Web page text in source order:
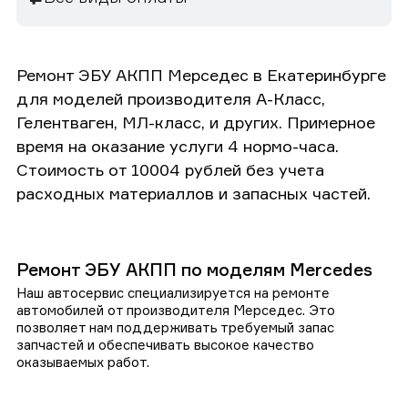
Ремонт ЭБУ АКПП Мерседес в Екатеринбурге
для моделей производителя А-Класс,
Гелентваген, МЛ-класс, и других. Примерное
время на оказание услуги 4 нормо-часа.
Стоимость от 10004 рублей без учета
расходных материаллов и запасных частей.
Ремонт ЭБУ АКПП по моделям Mercedes
Наш автосервис специализируется на ремонте
автомобилей от производителя Мерседес. Это
позволяет нам поддерживать требуемый запас
запчастей и обеспечивать высокое качество
оказываемых работ.